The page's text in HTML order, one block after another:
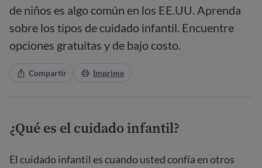
de niños es algo común en los EE.UU. Aprenda
sobre los tipos de cuidado infantil. Encuentre
opciones gratuitas y de bajo costo.
Compartir Imprime
¿Qué es el cuidado infantil?
El cuidado infantil es cuando usted confía en otros